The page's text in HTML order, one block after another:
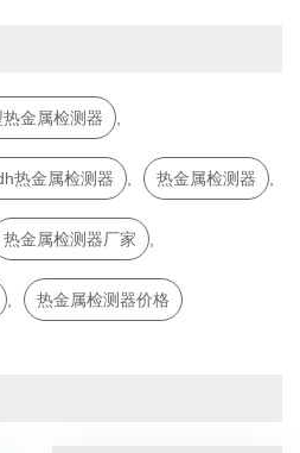
金属检测器 ,
热金属检测器 , 热金属检测器 ,
热金属检测器厂家 ,
, 热金属检测器价格